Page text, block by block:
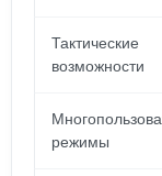
Тактические
возможности
режимы